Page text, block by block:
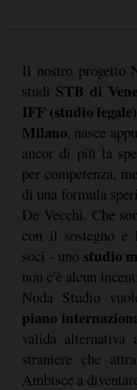
Il nostro progetto
studi STB di
IFF (studio
Milano, nasce
ancor di più la
per competenza,
di una formula
De Vecchi. Che
con il sostegno e
soci - uno studio
non c'è alcun
Noda Studio
piano
valida
straniere che
Ambisce a